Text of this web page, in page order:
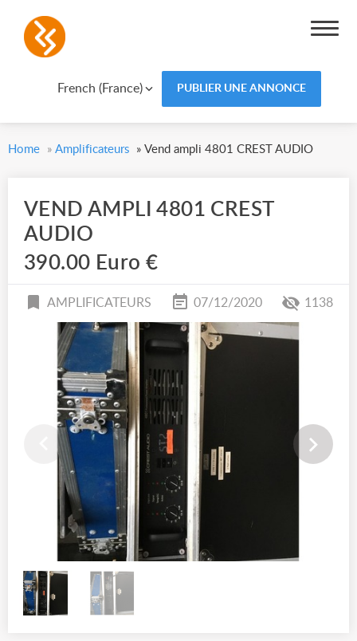
French (France) PUBLIER UNE ANNONCE
Home » Amplificateurs » Vend ampli 4801 CREST AUDIO
VEND AMPLI 4801 CREST
AUDIO
390.00 Euro €
AMPLIFICATEURS 07/12/2020 1138